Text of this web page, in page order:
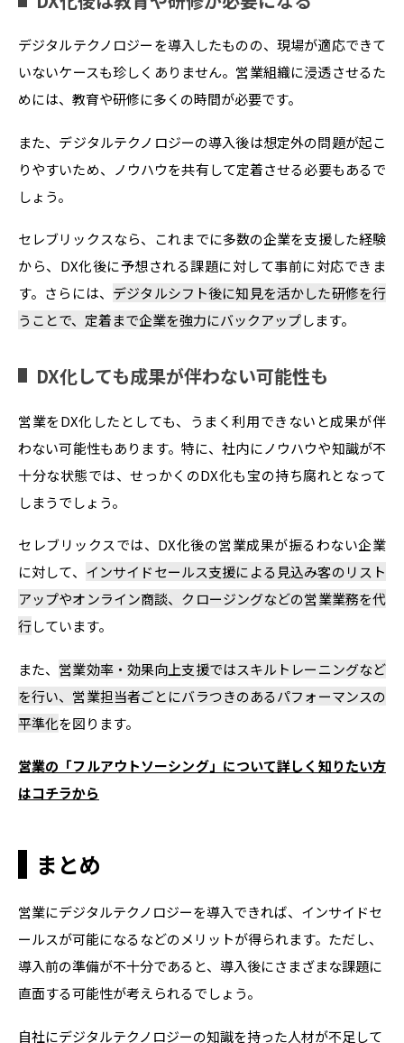
デジタルテクノロジーを導入したものの、現場が適応できて
いないケースも珍しくありません。営業組織に浸透させるた
めには、教育や研修に多くの時間が必要です。
また、デジタルテクノロジーの導入後は想定外の問題が起こ
りやすいため、ノウハウを共有して定着させる必要もあるで
しょう。
セレブリックスなら、これまでに多数の企業を支援した経験
から、DX化後に予想される課題に対して事前に対応できま
す。さらには、 デジタルシフト後に知見を活かした研修を行
うことで、定着まで企業を強力にバックアップします。
DX化しても成果が伴わない可能性も
営業をDX化したとしても、うまく利用できないと成果が伴
わない可能性もあります。特に、社内にノウハウや知識が不
十分な状態では、せっかくのDX化も宝の持ち腐れとなって
しまうでしょう。
セレブリックスでは、DX化後の営業成果が振るわない企業
に対して、 インサイドセールス支援による見込み客のリスト
アップやオンライン商談、クロージングなどの営業業務を代
行しています。
また、 営業効率・効果向上支援ではスキルトレーニングなど
を行い、営業担当者ごとにバラつきのあるパフォーマンスの
平準化を図ります。
営業の「フルアウトソーシング」について詳しく知りたい方
はコチラから
まとめ
営業にデジタルテクノロジーを導入できれば、インサイドセ
ールスが可能になるなどのメリットが得られます。ただし、
導入前の準備が不十分であると、導入後にさまざまな課題に
直面する可能性が考えられるでしょう。
自社にデジタルテクノロジーの知識を持った人材が不足して